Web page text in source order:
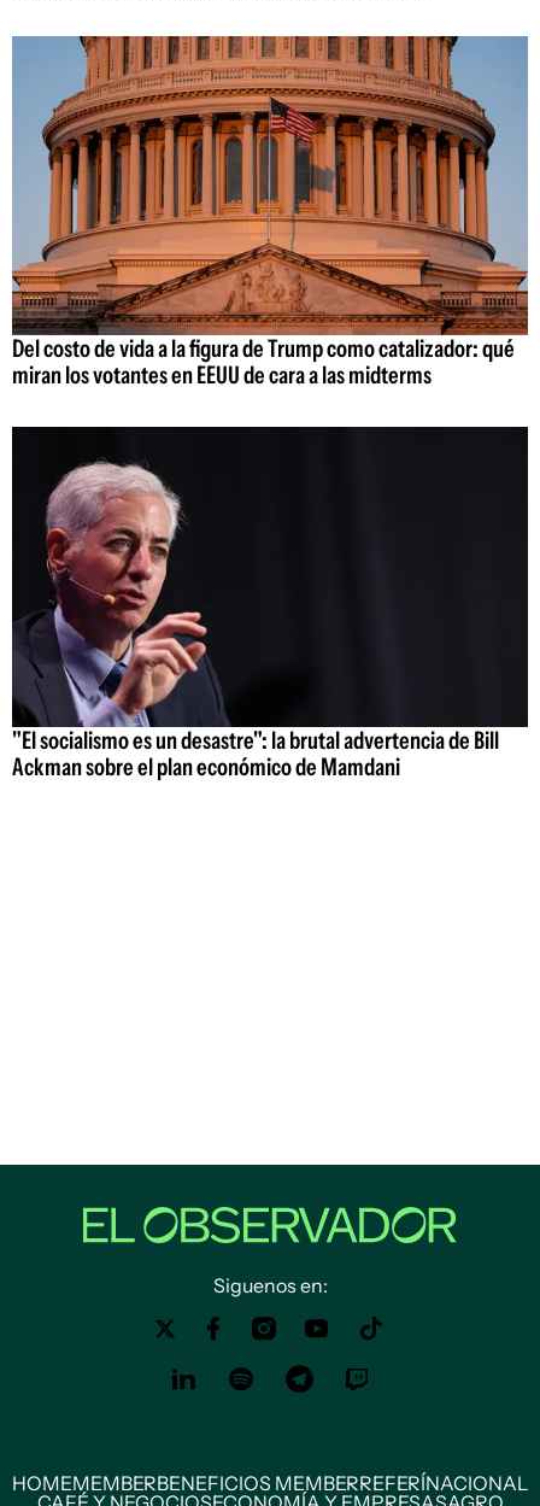
Del costo de vida a la figura de Trump como catalizador: qué
miran los votantes en EEUU de cara a las midterms
"El socialismo es un desastre": la brutal advertencia de Bill
Ackman sobre el plan económico de Mamdani
Siguenos en:
HOMEMEMBERBENEFICIOS MEMBERREFERÍNACIONAL